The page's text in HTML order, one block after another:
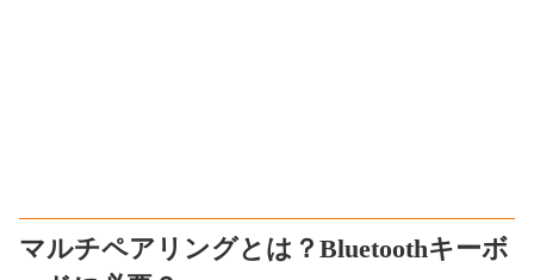
マルチペアリングとは？Bluetoothキーボ